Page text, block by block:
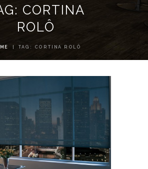
CORTINA
ROLÔ
TAG: CORTINA ROLÔ